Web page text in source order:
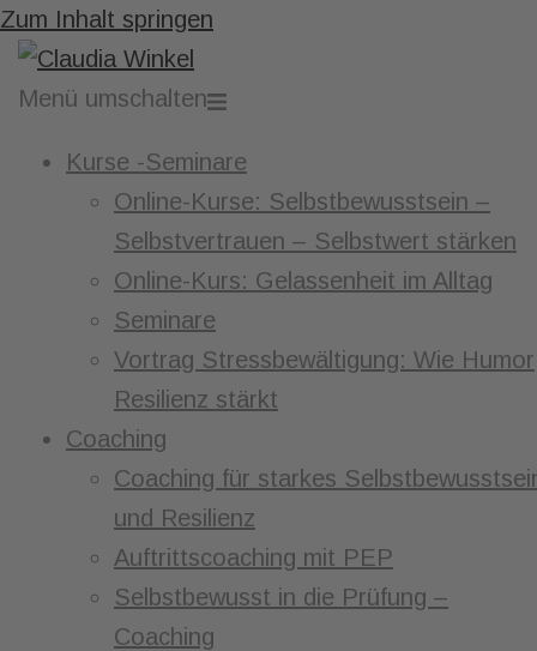
Zum Inhalt springen
Menü umschalten
Kurse -Seminare
Online-Kurse: Selbstbewusstsein –
Selbstvertrauen – Selbstwert stärken
Online-Kurs: Gelassenheit im Alltag
Seminare
Vortrag Stressbewältigung: Wie Humor
Resilienz stärkt
Coaching
Coaching für starkes
und Resilienz
Auftrittscoaching mit PEP
Selbstbewusst in die Prüfung –
Coaching